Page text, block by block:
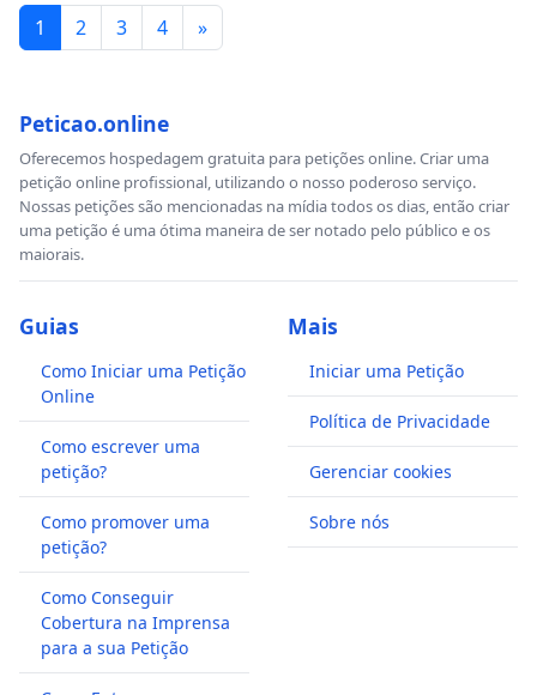
1 2 3 4 »
Peticao.online
Oferecemos hospedagem gratuita para petições online. Criar uma
petição online profissional, utilizando o nosso poderoso serviço.
Nossas petições são mencionadas na mídia todos os dias, então criar
uma petição é uma ótima maneira de ser notado pelo público e os
maiorais.
Guias
Como Iniciar uma Petição
Online
Como escrever uma
petição?
Como promover uma
petição?
Como Conseguir
Cobertura na Imprensa
para a sua Petição
Mais
Iniciar uma Petição
Política de Privacidade
Gerenciar cookies
Sobre nós